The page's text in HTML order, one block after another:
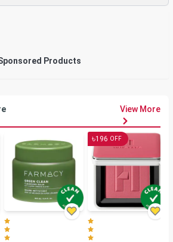
Products
View More
৳196 OFF